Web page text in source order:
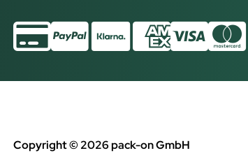
Copyright © 2026 pack-on GmbH